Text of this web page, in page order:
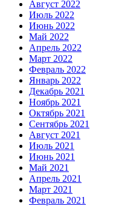
Август 2022
Июль 2022
Июнь 2022
Май 2022
Апрель 2022
Март 2022
Февраль 2022
Январь 2022
Декабрь 2021
Ноябрь 2021
Октябрь 2021
Сентябрь 2021
Август 2021
Июль 2021
Июнь 2021
Май 2021
Апрель 2021
Март 2021
Февраль 2021